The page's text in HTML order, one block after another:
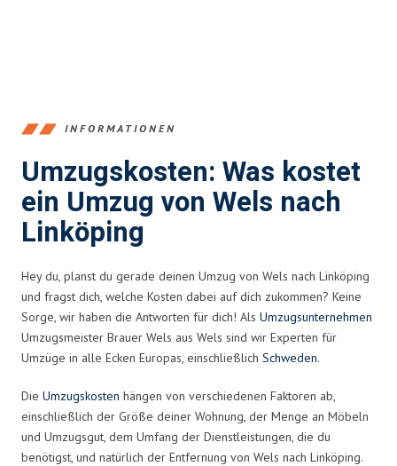
INFORMATIONEN
Umzugskosten: Was kostet
ein Umzug von Wels nach
Linköping
Hey du, planst du gerade deinen Umzug von Wels nach Linköping
und fragst dich, welche Kosten dabei auf dich zukommen? Keine
Sorge, wir haben die Antworten für dich! Als Umzugsunternehmen
Umzugsmeister Brauer Wels aus Wels sind wir Experten für
Umzüge in alle Ecken Europas, einschließlich Schweden.
Die Umzugskosten hängen von verschiedenen Faktoren ab,
einschließlich der Größe deiner Wohnung, der Menge an Möbeln
und Umzugsgut, dem Umfang der Dienstleistungen, die du
benötigst, und natürlich der Entfernung von Wels nach Linköping.